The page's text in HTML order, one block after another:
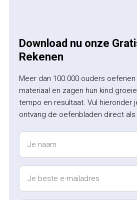
Download nu onze
Rekenen
Meer dan 100.000 ouders
materiaal en zagen hun kind
tempo en resultaat. Vul hieronder
ontvang de oefenbladen direct als